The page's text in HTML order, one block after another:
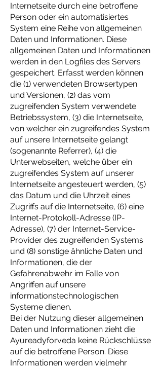
Internetseite durch eine betroffene
Person oder ein automatisiertes
System eine Reihe von allgemeinen
Daten und Informationen. Diese
allgemeinen Daten und Informationen
werden in den Logfiles des Servers
gespeichert. Erfasst werden können
die (1) verwendeten Browsertypen
und Versionen, (2) das vom
zugreifenden System verwendete
Betriebssystem, (3) die Internetseite,
von welcher ein zugreifendes System
auf unsere Internetseite gelangt
(sogenannte Referrer), (4) die
Unterwebseiten, welche über ein
zugreifendes System auf unserer
Internetseite angesteuert werden, (5)
das Datum und die Uhrzeit eines
Zugriffs auf die Internetseite, (6) eine
Internet-Protokoll-Adresse (IP-
Adresse), (7) der Internet-Service-
Provider des zugreifenden Systems
und (8) sonstige ähnliche Daten und
Informationen, die der
Gefahrenabwehr im Falle von
Angriffen auf unsere
informationstechnologischen
Systeme dienen.
Bei der Nutzung dieser allgemeinen
Daten und Informationen zieht die
Ayureadyforveda keine Rückschlüsse
auf die betroffene Person. Diese
Informationen werden vielmehr